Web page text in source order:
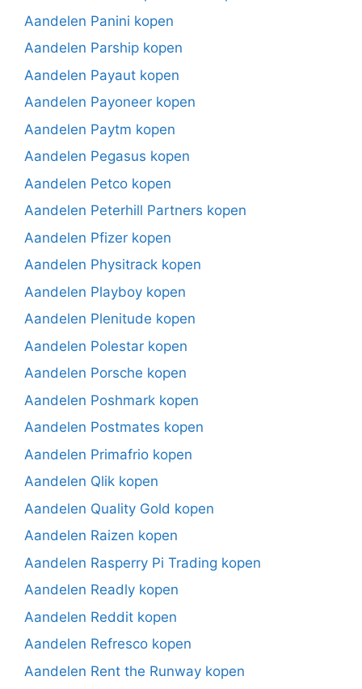
Aandelen Panini kopen
Aandelen Parship kopen
Aandelen Payaut kopen
Aandelen Payoneer kopen
Aandelen Paytm kopen
Aandelen Pegasus kopen
Aandelen Petco kopen
Aandelen Peterhill Partners kopen
Aandelen Pfizer kopen
Aandelen Physitrack kopen
Aandelen Playboy kopen
Aandelen Plenitude kopen
Aandelen Polestar kopen
Aandelen Porsche kopen
Aandelen Poshmark kopen
Aandelen Postmates kopen
Aandelen Primafrio kopen
Aandelen Qlik kopen
Aandelen Quality Gold kopen
Aandelen Raizen kopen
Aandelen Rasperry Pi Trading kopen
Aandelen Readly kopen
Aandelen Reddit kopen
Aandelen Refresco kopen
Aandelen Rent the Runway kopen